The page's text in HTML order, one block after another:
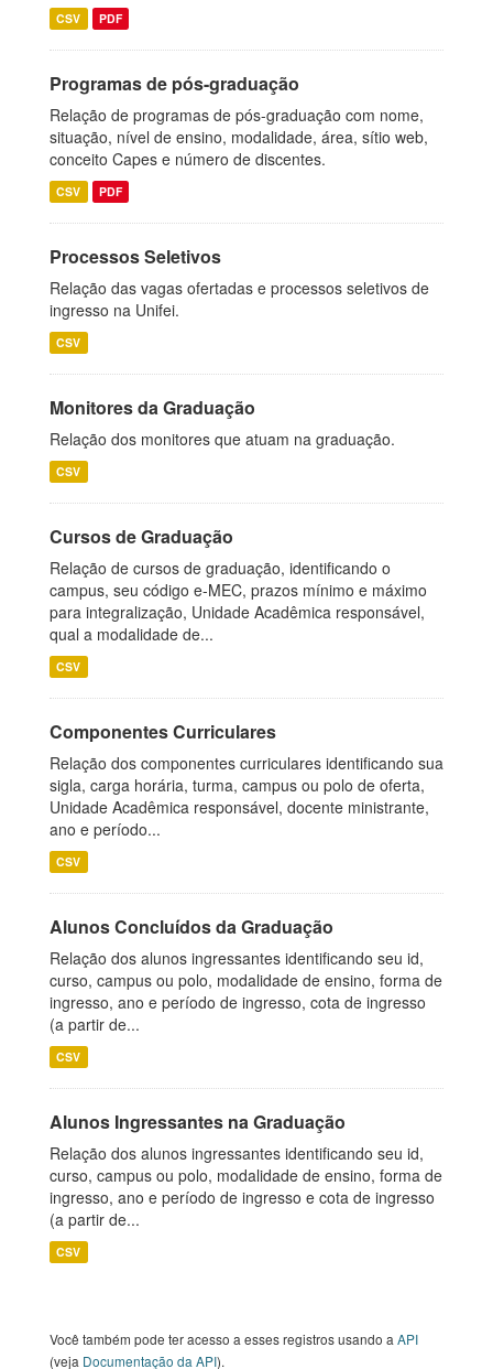
CSV PDF
Programas de pós-graduação
Relação de programas de pós-graduação com nome,
situação, nível de ensino, modalidade, área, sítio web,
conceito Capes e número de discentes.
CSV PDF
Processos Seletivos
Relação das vagas ofertadas e processos seletivos de
ingresso na Unifei.
CSV
Monitores da Graduação
Relação dos monitores que atuam na graduação.
CSV
Cursos de Graduação
Relação de cursos de graduação, identificando o
campus, seu código e-MEC, prazos mínimo e máximo
para integralização, Unidade Acadêmica responsável,
qual a modalidade de...
CSV
Componentes Curriculares
Relação dos componentes curriculares identificando sua
sigla, carga horária, turma, campus ou polo de oferta,
Unidade Acadêmica responsável, docente ministrante,
ano e período...
CSV
Alunos Concluídos da Graduação
Relação dos alunos ingressantes identificando seu id,
curso, campus ou polo, modalidade de ensino, forma de
ingresso, ano e período de ingresso, cota de ingresso
(a partir de...
CSV
Alunos Ingressantes na Graduação
Relação dos alunos ingressantes identificando seu id,
curso, campus ou polo, modalidade de ensino, forma de
ingresso, ano e período de ingresso e cota de ingresso
(a partir de...
CSV
Você também pode ter acesso a esses registros usando a API
(veja Documentação da API).